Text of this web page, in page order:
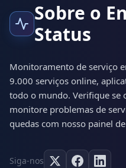
Sobre o
Status
Monitoramento de serviço
9.000 serviços online,
todo o mundo. Verifique se
monitore problemas de
quedas com nosso painel
Siga-nos